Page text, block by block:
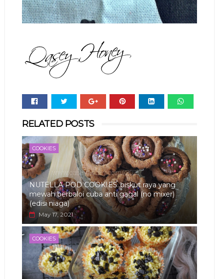
RELATED POSTS
COOKIES
NUTELLA POD COOKIES..biskut raya yang
mewah berbaloi cuba anti gagal (no mixer)
(edisi niaga)
May 17, 2021
COOKIES